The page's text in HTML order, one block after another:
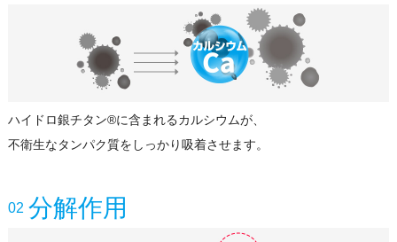
ハイドロ銀チタン®に含まれるカルシウムが、
不衛生なタンパク質をしっかり吸着させます。
02 分解作用